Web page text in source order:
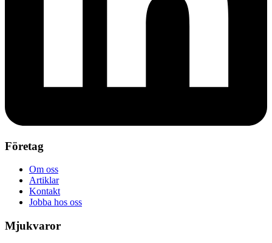
Företag
Om oss
Artiklar
Kontakt
Jobba hos oss
Mjukvaror